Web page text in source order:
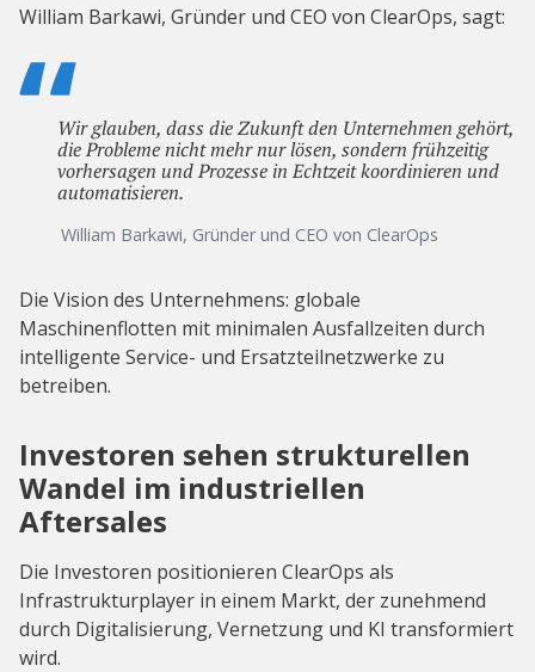
William Barkawi, Gründer und CEO von ClearOps, sagt:
Wir glauben, dass die Zukunft den Unternehmen gehört,
die Probleme nicht mehr nur lösen, sondern frühzeitig
vorhersagen und Prozesse in Echtzeit koordinieren und
automatisieren.
William Barkawi, Gründer und CEO von ClearOps
Die Vision des Unternehmens: globale
Maschinenflotten mit minimalen Ausfallzeiten durch
intelligente Service- und Ersatzteilnetzwerke zu
betreiben.
Investoren sehen strukturellen
Wandel im industriellen
Aftersales
Die Investoren positionieren ClearOps als
Infrastrukturplayer in einem Markt, der zunehmend
durch Digitalisierung, Vernetzung und KI transformiert
wird.